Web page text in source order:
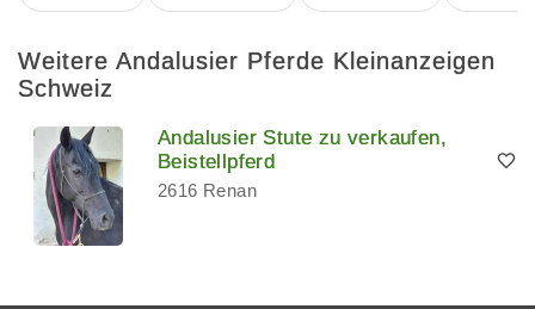
Weitere Andalusier Pferde Kleinanzeigen
Schweiz
Andalusier Stute zu verkaufen,
Beistellpferd
2616 Renan